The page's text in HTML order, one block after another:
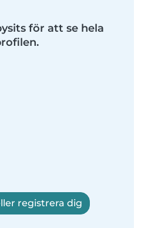
för att se hela
registrera dig